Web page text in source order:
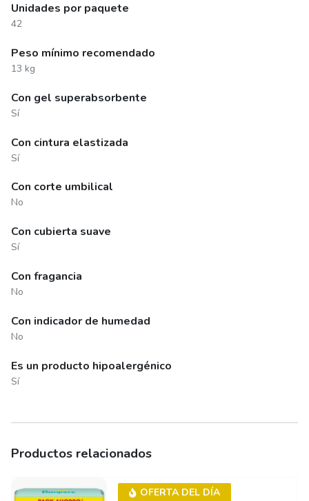
Unidades por paquete
42
Peso mínimo recomendado
13 kg
Con gel superabsorbente
Sí
Con cintura elastizada
Sí
Con corte umbilical
No
Con cubierta suave
Sí
Con fragancia
No
Con indicador de humedad
No
Es un producto hipoalergénico
Sí
Productos relacionados
OFERTA DEL DÍA